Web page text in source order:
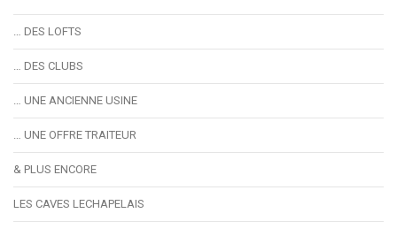
… DES LOFTS
… DES CLUBS
… UNE ANCIENNE USINE
… UNE OFFRE TRAITEUR
& PLUS ENCORE
LES CAVES LECHAPELAIS